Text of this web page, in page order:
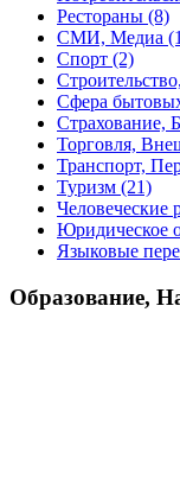
Рестораны (8)
СМИ, Медиа
Спорт (2)
Сфера
Страхование,
Торговля,
Транспорт,
Туризм (21)
Человеческие
Юридическое
Языковые
Образование,